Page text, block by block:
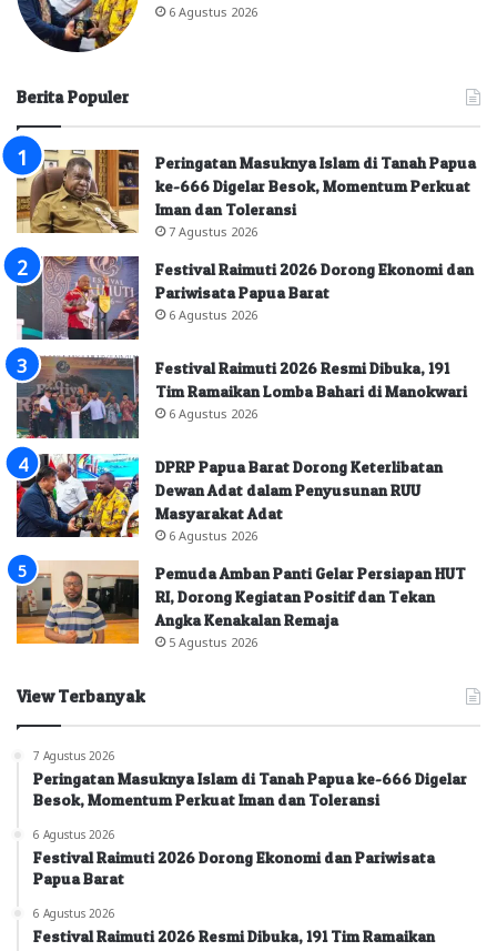
6 Agustus 2026
Berita Populer
Peringatan Masuknya Islam di Tanah Papua
ke-666 Digelar Besok, Momentum Perkuat
Iman dan Toleransi
7 Agustus 2026
Festival Raimuti 2026 Dorong Ekonomi dan
Pariwisata Papua Barat
6 Agustus 2026
Festival Raimuti 2026 Resmi Dibuka, 191
Tim Ramaikan Lomba Bahari di Manokwari
6 Agustus 2026
DPRP Papua Barat Dorong Keterlibatan
Dewan Adat dalam Penyusunan RUU
Masyarakat Adat
6 Agustus 2026
Pemuda Amban Panti Gelar Persiapan HUT
RI, Dorong Kegiatan Positif dan Tekan
Angka Kenakalan Remaja
5 Agustus 2026
View Terbanyak
7 Agustus 2026
Peringatan Masuknya Islam di Tanah Papua ke-666 Digelar
Besok, Momentum Perkuat Iman dan Toleransi
6 Agustus 2026
Festival Raimuti 2026 Dorong Ekonomi dan Pariwisata
Papua Barat
6 Agustus 2026
Festival Raimuti 2026 Resmi Dibuka, 191 Tim Ramaikan